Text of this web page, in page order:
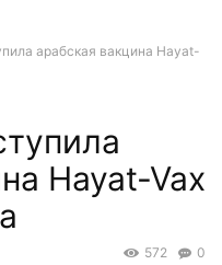
арабская вакцина Hayat-
Hayat-Vax
0
572